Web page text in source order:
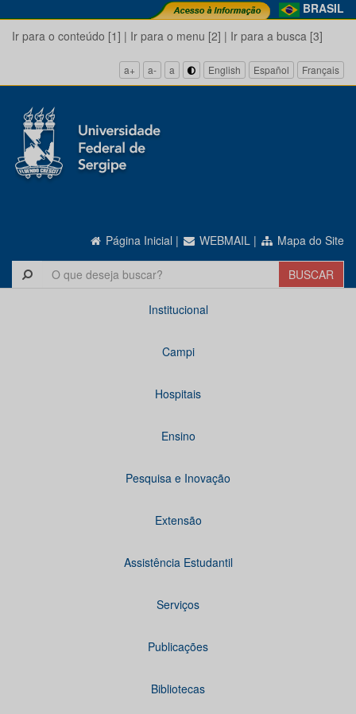
BRASIL
Ir para o conteúdo [1] | Ir para o menu [2] | Ir para a busca [3]
a+ a- a English Español Français
Página Inicial | WEBMAIL | Mapa do Site
Institucional
Campi
Hospitais
Ensino
Pesquisa e Inovação
Extensão
Assistência Estudantil
Serviços
Publicações
Bibliotecas